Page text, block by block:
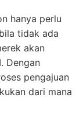
hanya perlu
tidak ada
akan
Dengan
pengajuan
dari mana